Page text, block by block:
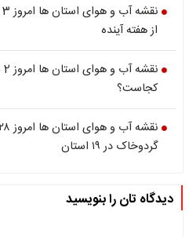
از هفته آینده
کجاست؟
گردوخاک در ۱۹ استان
دیدگاه تان را بنویسید